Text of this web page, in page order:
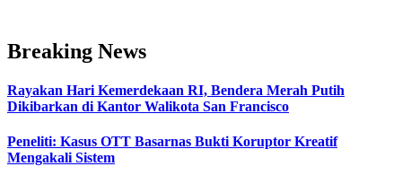
Breaking News
Rayakan Hari Kemerdekaan RI, Bendera Merah Putih
Dikibarkan di Kantor Walikota San Francisco
Peneliti: Kasus OTT Basarnas Bukti Koruptor Kreatif
Mengakali Sistem